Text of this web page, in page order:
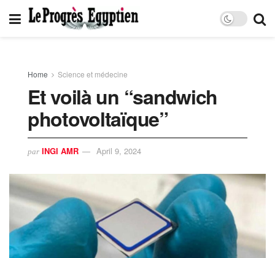
Home Science et médecine
Et voilà un “sandwich
photovoltaïque”
par INGI AMR April 9, 2024